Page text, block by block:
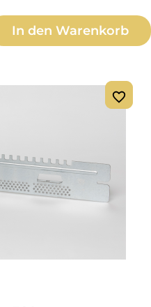
gewünschten
In den Warenkorb